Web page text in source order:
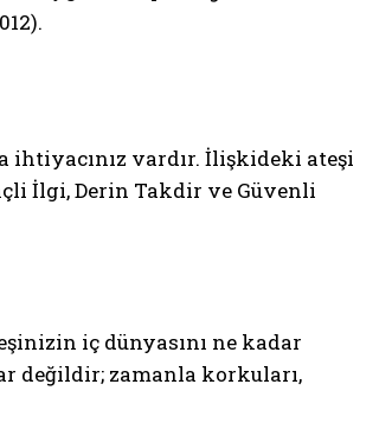
ihtiyacınız vardır. İlişkideki ateşi
İlgi, Derin Takdir ve Güvenli
iç dünyasını ne kadar
değildir; zamanla korkuları,